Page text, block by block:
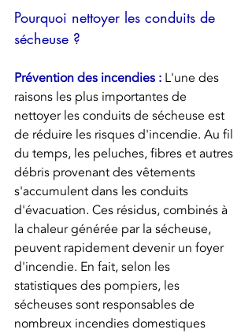
Pourquoi nettoyer les conduits de
sécheuse ?
Prévention des incendies : L'une des
raisons les plus importantes de
nettoyer les conduits de sécheuse est
de réduire les risques d'incendie. Au fil
du temps, les peluches, fibres et autres
débris provenant des vêtements
s'accumulent dans les conduits
d'évacuation. Ces résidus, combinés à
la chaleur générée par la sécheuse,
peuvent rapidement devenir un foyer
d'incendie. En fait, selon les
statistiques des pompiers, les
sécheuses sont responsables de
nombreux incendies domestiques